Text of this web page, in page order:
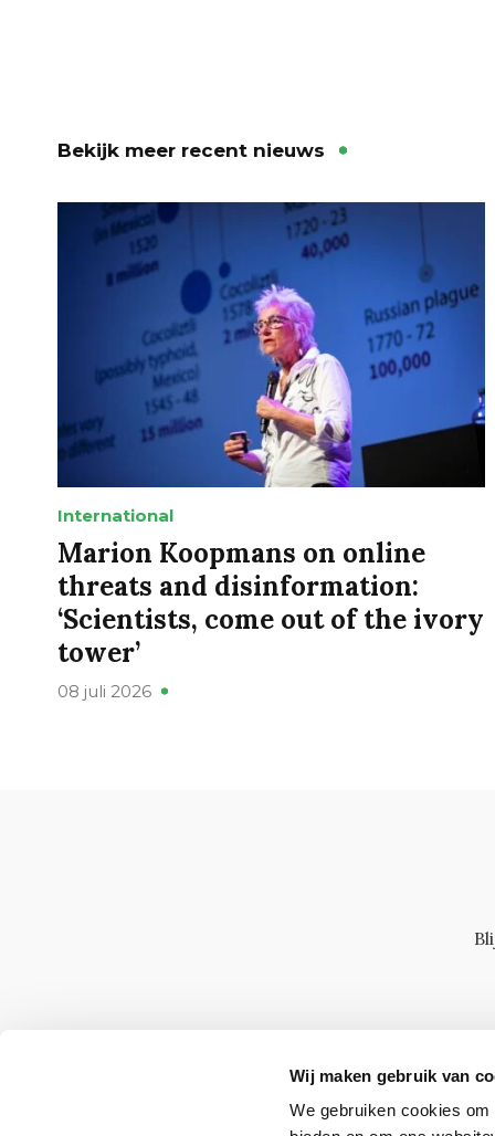
Wij maken gebruik van
We gebruiken cookies
Bekijk meer recent nieuws
International
Marion Koopmans on online
threats and disinformation:
‘Scientists, come out of the ivory
tower’
08 juli 2026